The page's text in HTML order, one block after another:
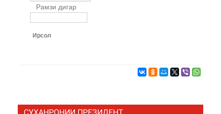
Рамзи дигар
Ирсол